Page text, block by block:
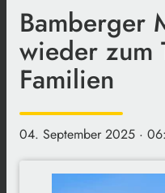
Bamberger
wieder zum
Familien
04. September 2025 ·